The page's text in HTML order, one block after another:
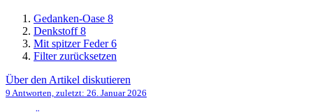
Gedanken-Oase 8
Denkstoff 8
Mit spitzer Feder 6
Filter zurücksetzen
Über den Artikel diskutieren
9 Antworten, zuletzt: 26. Januar 2026